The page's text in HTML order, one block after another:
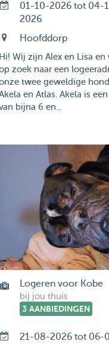
01-10-2026 tot 04-
2026
Hoofddorp
Hi! Wij zijn Alex en Lisa
zoek naar een
twee geweldige
en Atlas. Akela is
bijna 6 en...
Logeren voor Kobe
bij jou thuis
3 AANBIEDINGEN
21-08-2026 tot 06-